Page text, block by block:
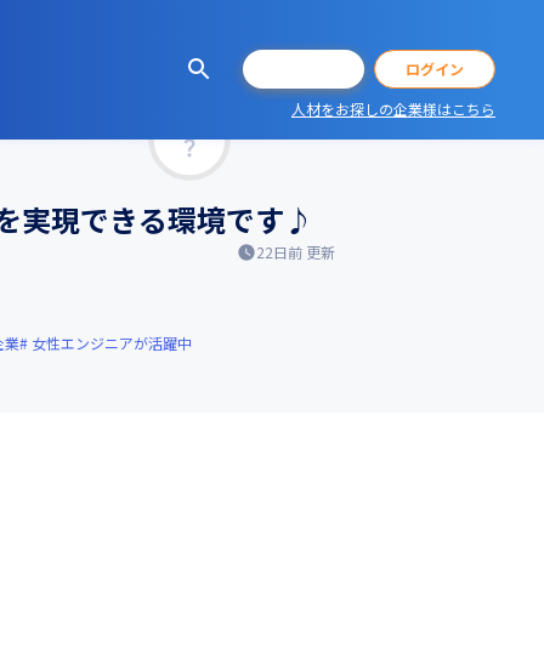
ログイン
人材をお探しの企業様はこちら
実現できる環境です♪
22日前 更新
業 女性エンジニアが活躍中